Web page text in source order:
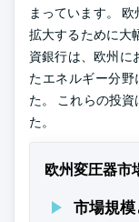
まっています。
拡大するために大
資銀行は、欧州に
たエネルギー分野
た。 これらの投
た。
欧州変圧器市
市場規